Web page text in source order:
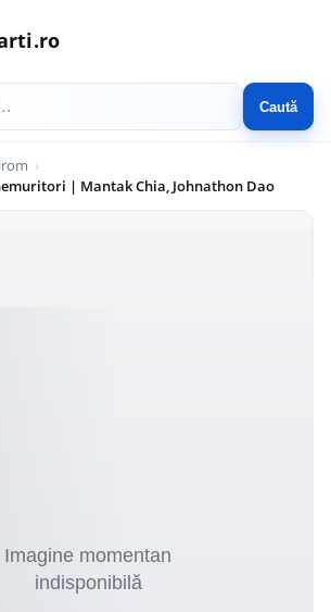
Caută
| Mantak Chia, Johnathon Dao